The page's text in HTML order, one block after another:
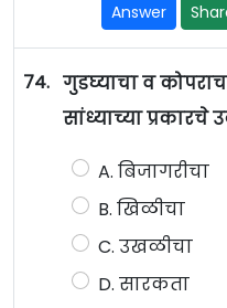
Answer
74. गुडघ्याचा व
सांध्याच्या प्रकारचे
A. बिजागरीचा
B. खिळीचा
C. उखळीचा
D. सारकता